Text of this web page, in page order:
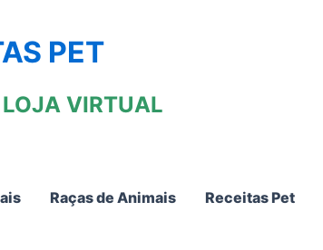
PET
VIRTUAL
Raças de Animais Receitas Pet